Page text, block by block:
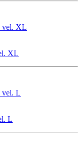
XL
L